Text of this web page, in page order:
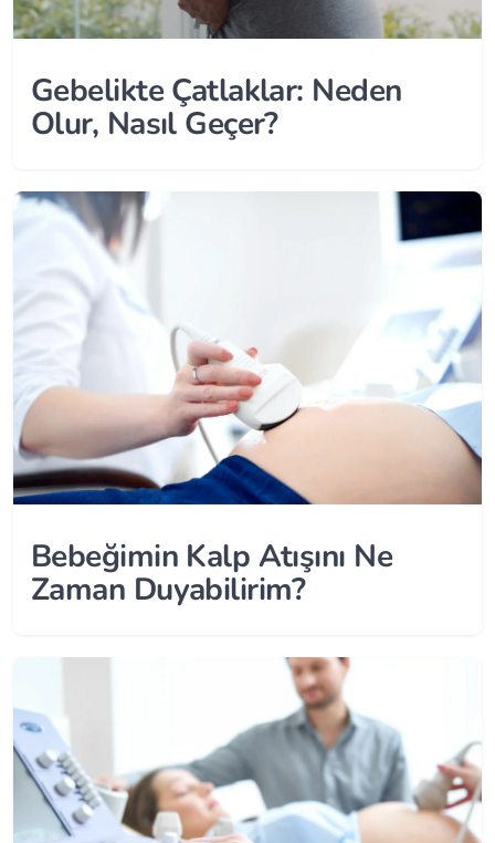
Gebelikte Çatlaklar: Neden
Olur, Nasıl Geçer?
Bebeğimin Kalp Atışını Ne
Zaman Duyabilirim?